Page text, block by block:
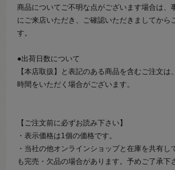
商品についてご不明な点がございます場合は、
にご来店いただき、ご確認いただきましてから
す。
●出荷日数について
【本店取扱】と表記のある商品を含むご注文は
時間をいただく場合がございます。
【ご注文前に必ずお読み下さい】
・表示価格は1個の価格です。
・当社の他オンラインショップと在庫を共有し
も完売・欠品の場合があります。予めご了承下